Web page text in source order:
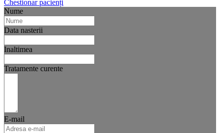
Chestionar pacienți
Nume
Data nasterii
Inaltimea
Tratamente curente
E-mail